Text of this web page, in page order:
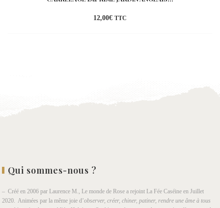
12,00€ TTC
Qui sommes-nous ?
– Créé en 2006 par Laurence M., Le monde de Rose a rejoint La Fée Caséine en Juillet
2020. Animées par la même joie d’observer, créer, chiner, patiner, rendre une âme à tous